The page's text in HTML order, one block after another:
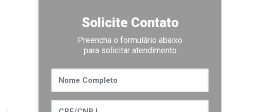
Solicite Contato
Preencha o formulário abaixo
para solicitar atendimento